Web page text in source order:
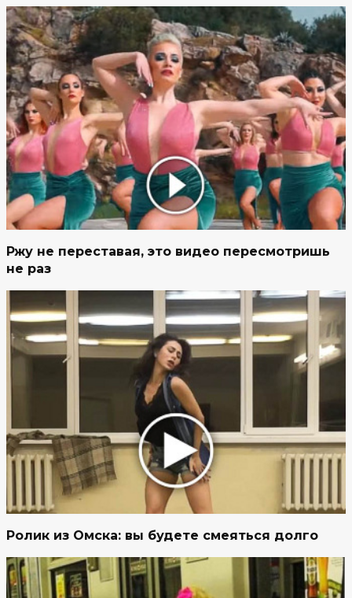
Ржу не переставая, это видео пересмотришь
не раз
Ролик из Омска: вы будете смеяться долго